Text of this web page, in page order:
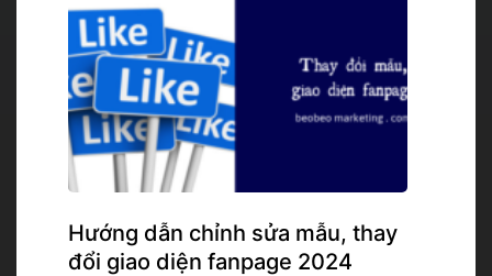
Hướng dẫn chỉnh sửa mẫu, thay
đổi giao diện fanpage 2024